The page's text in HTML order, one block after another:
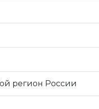
регион России